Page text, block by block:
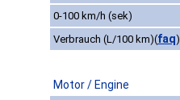
0-100 km/h (sek)
Verbrauch (L/100 km)(faq)
Motor / Engine